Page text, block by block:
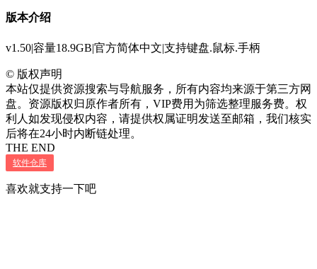
版本介绍
v1.50|容量18.9GB|官方简体中文|支持键盘.鼠标.手柄
© 版权声明
本站仅提供资源搜索与导航服务，所有内容均来源于第三方网
盘。资源版权归原作者所有，VIP费用为筛选整理服务费。权
利人如发现侵权内容，请提供权属证明发送至邮箱，我们核实
后将在24小时内断链处理。
THE END
软件仓库
喜欢就支持一下吧